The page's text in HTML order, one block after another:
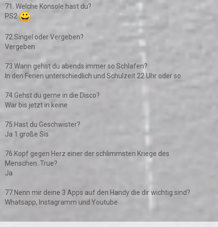
71. Welche Konsole hast du?
PS2
72.Singel oder Vergeben?
Vergeben
73.Wann gehst du abends immer so Schlafen?
In den Ferien unterschiedlich und Schulzeit 22 Uhr oder so
74.Gehst du gerne in die Disco?
War bis jetzt in keine
75.Hast du Geschwister?
Ja 1 große Sis
76.Kopf gegen Herz einer der schlimmsten Kriege des
Menschen..True?
Ja
77.Nenn mir deine 3 Apps auf den Handy die dir wichtig sind?
Whatsapp, Instagramm und Youtube